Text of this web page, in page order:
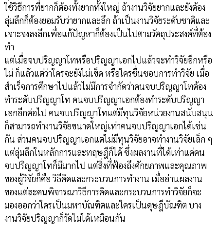
ใช้วิธีการที่ยากก็ต้องทั้งยากทั้งใหญ่ ถ้างานวิจัยยากและยังต้อง
ลุ่มลึกก็ต้องยอมรับว่ายากและลึก ถ้าเป็นงานวิจัยระดับชาติและ
เจาะจงลงลึกเพื่อแก้ปัญหาก็ต้องเป็นไปตามวัตถุประสงค์ที่ต้อง
ทำ
แต่เมื่อจบปริญญาโทหรือปริญญาเอกไปแล้วจะทำวิจัยอีกหรือ
ไม่ ก็แล้วแต่ว่าใครจะยังไม่เข็ด หรือใครชื่นชอบการทำวิจัย เมื่อ
สำเร็จการศึกษาไปแล้วไม่มีการจำกัดว่าคนจบปริญญาโทต้อง
ทำระดับปริญญาโท คนจบปริญญาเอกต้องทำระดับปริญญา
เอกอีกต่อไป คนจบปริญญาโทแต่มีทุนวิจัยหน่วยงานสนับสนุน
ก็สามารถทำงานวิจัยขนาดใหญ่เท่าคนจบปริญญาเอกได้เช่น
กัน ส่วนคนจบปริญญาเอกแต่ไม่มีทุนวิจัยอาจทำงานวิจัยเล็ก ๆ
แต่ลุ่มลึกในหลักการและทฤษฎีก็ได้ ซึ่งผลงานที่ได้เท่าแค่คน
จบปริญญาโทก็มีมากไป แต่สิ่งที่ฟ้องถึงศักยภาพและคุณภาพ
ของผู้วิจัยก็คือ วิธีคิดและกระบวนการทำงาน เมื่ออ่านผลงาน
ของแต่ละคนพิจารณาวิธีการคิดและกระบวนการทำวิจัยก็จะ
มองออกว่าใครเป็นมหาบัณฑิตและใครเป็นดุษฎีบัณฑิต บาง
งานวิจัยปริญญาก็วัดไม่ได้เหมือนกัน